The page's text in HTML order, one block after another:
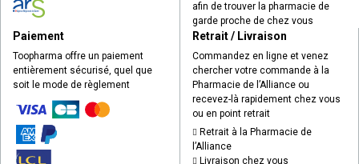
afin de trouver la pharmacie de
garde proche de chez vous
Paiement
Toopharma offre un paiement
entièrement sécurisé, quel que
soit le mode de règlement
Retrait / Livraison
Commandez en ligne et venez
chercher votre commande à la
Pharmacie de l’Alliance ou
recevez-là rapidement chez vous
ou en point retrait
Retrait à la Pharmacie de
l’Alliance
Livraison chez vous